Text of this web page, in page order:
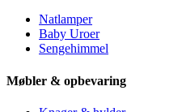
Natlamper
Baby Uroer
Sengehimmel
Møbler & opbevaring